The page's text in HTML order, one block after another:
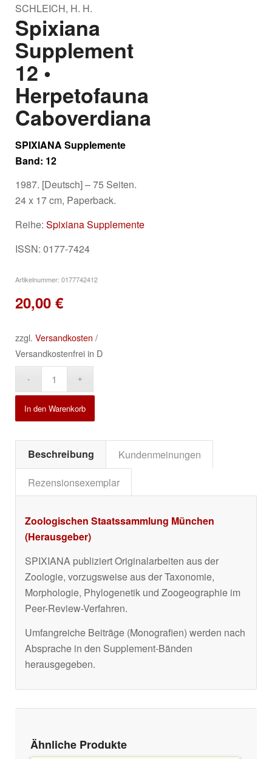
SCHLEICH, H. H.
Spixiana
Supplement
12 •
Herpetofauna
Caboverdiana
SPIXIANA Supplemente
Band: 12
1987. [Deutsch] – 75 Seiten.
24 x 17 cm, Paperback.
Reihe: Spixiana Supplemente
ISSN: 0177-7424
Artikelnummer: 0177742412
20,00 €
zzgl. Versandkosten /
Versandkostenfrei in D
In den Warenkorb
Beschreibung
Kundenmeinungen
Rezensionsexemplar
Zoologischen Staatssammlung München
(Herausgeber)
SPIXIANA publiziert Originalarbeiten aus der
Zoologie, vorzugsweise aus der Taxonomie,
Morphologie, Phylogenetik und Zoogeographie im
Peer-Review-Verfahren.
Umfangreiche Beiträge (Monografien) werden nach
Absprache in den Supplement-Bänden
herausgegeben.
Ähnliche Produkte